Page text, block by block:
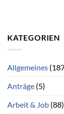
KATEGORIEN
Allgemeines
Anträge (5)
Arbeit & Job (88)